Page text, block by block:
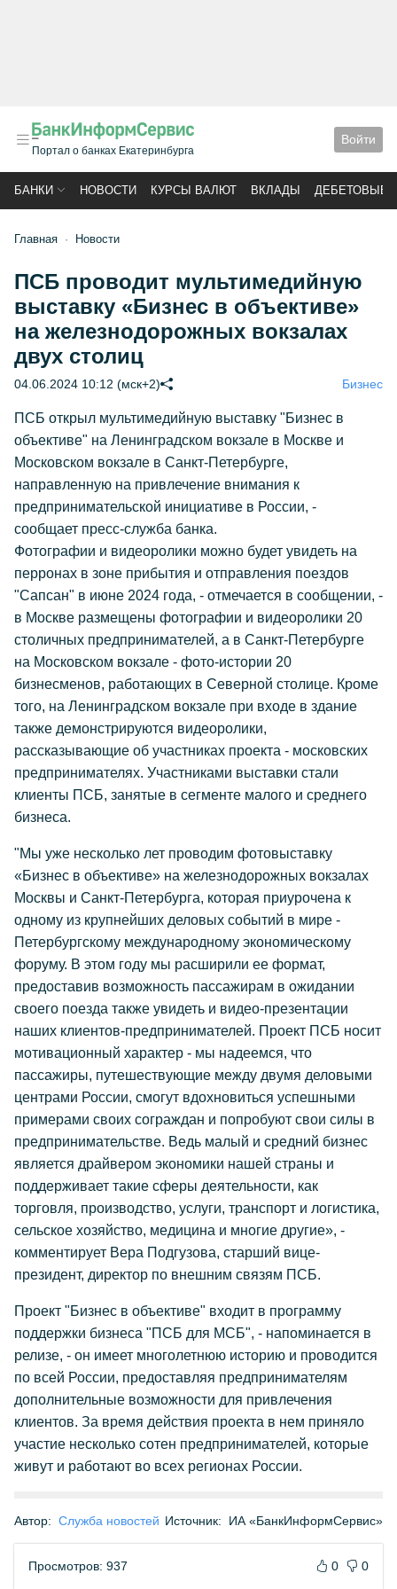
Портал о банках Екатеринбурга
Войти
БАНКИ НОВОСТИ КУРСЫ ВАЛЮТ ВКЛАДЫ ДЕБЕТОВЫЕ
Главная Новости
ПСБ проводит мультимедийную
выставку «Бизнес в объективе»
на железнодорожных вокзалах
двух столиц
04.06.2024 10:12 (мск+2) Бизнес
ПСБ открыл мультимедийную выставку "Бизнес в
объективе" на Ленинградском вокзале в Москве и
Московском вокзале в Санкт-Петербурге,
направленную на привлечение внимания к
предпринимательской инициативе в России, -
сообщает пресс-служба банка.
Фотографии и видеоролики можно будет увидеть на
перронах в зоне прибытия и отправления поездов
"Сапсан" в июне 2024 года, - отмечается в сообщении, -
в Москве размещены фотографии и видеоролики 20
столичных предпринимателей, а в Санкт-Петербурге
на Московском вокзале - фото-истории 20
бизнесменов, работающих в Северной столице. Кроме
того, на Ленинградском вокзале при входе в здание
также демонстрируются видеоролики,
рассказывающие об участниках проекта - московских
предпринимателях. Участниками выставки стали
клиенты ПСБ, занятые в сегменте малого и среднего
бизнеса.
"Мы уже несколько лет проводим фотовыставку
«Бизнес в объективе» на железнодорожных вокзалах
Москвы и Санкт-Петербурга, которая приурочена к
одному из крупнейших деловых событий в мире -
Петербургскому международному экономическому
форуму. В этом году мы расширили ее формат,
предоставив возможность пассажирам в ожидании
своего поезда также увидеть и видео-презентации
наших клиентов-предпринимателей. Проект ПСБ носит
мотивационный характер - мы надеемся, что
пассажиры, путешествующие между двумя деловыми
центрами России, смогут вдохновиться успешными
примерами своих сограждан и попробуют свои силы в
предпринимательстве. Ведь малый и средний бизнес
является драйвером экономики нашей страны и
поддерживает такие сферы деятельности, как
торговля, производство, услуги, транспорт и логистика,
сельское хозяйство, медицина и многие другие», -
комментирует Вера Подгузова, старший вице-
президент, директор по внешним связям ПСБ.
Проект "Бизнес в объективе" входит в программу
поддержки бизнеса "ПСБ для МСБ", - напоминается в
релизе, - он имеет многолетнюю историю и проводится
по всей России, предоставляя предпринимателям
дополнительные возможности для привлечения
клиентов. За время действия проекта в нем приняло
участие несколько сотен предпринимателей, которые
живут и работают во всех регионах России.
Автор: Служба новостей Источник: ИА «БанкИнформСервис»
Просмотров: 937 0 0